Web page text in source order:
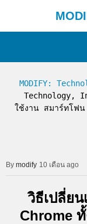
MODIFY:
ใช้งาน สมาร์ทโฟน
modify 10 เดือน ago
วิธีเปลี่ย
Chrome